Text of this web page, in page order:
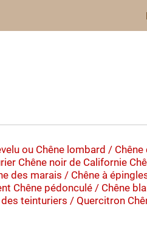
ou Chêne lombard /
Chêne noir de Californie
des marais / Chêne à
Chêne pédonculé / Chêne
des teinturiers / Quercitron